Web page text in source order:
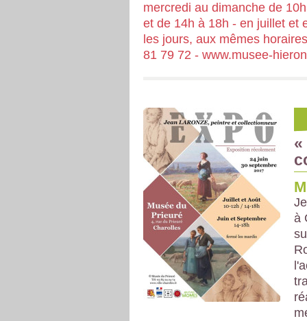
mercredi au dimanche de
et de 14h à 18h - en juillet et
les jours, aux mêmes
81 79 72 - www.musee-
à